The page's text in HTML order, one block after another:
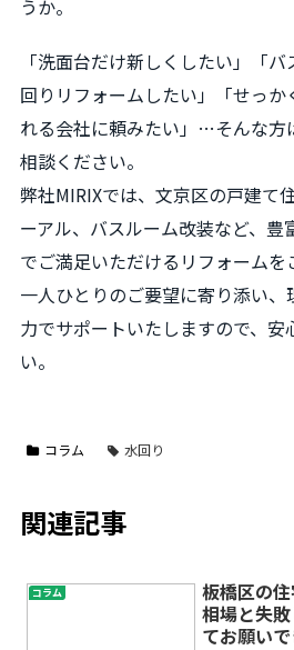
うか。
「洗面台だけ新しくしたい」「
回りリフォームしたい」「せっか
れる会社に頼みたい」…そんな方
相談ください。
弊社MIRIXでは、文京区の戸建て
ーアル、バスルーム改装など、豊
でご満足いただけるリフォームを
一人ひとりのご要望に寄り添い
力でサポートいたしますので、安
い。
コラム 水回り
関連記事
コラム
板橋区の
相場と失
てお願い